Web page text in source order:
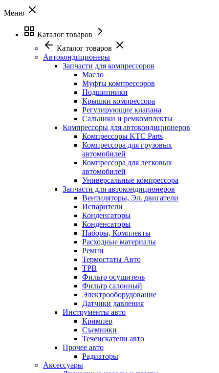
Меню
Каталог товаров
Каталог товаров
Автокондиционеры
Запчасти для компрессоров
Масло
Муфты компрессоров
Подшипники
Крышки компрессора
Регулирующие клапана
Сальники и ремкомплекты
Компрессоры для автокондиционеров
Компрессоры KTC Parts
Компрессора для грузовых
автомобилей
Компрессора для легковых
автомобилей
Универсальные компрессора
Запчасти для автокондиционеров
Вентиляторы, Эл. двигатели
Испарители
Конденсаторы
Конденсаторы
Наборы, Комплекты
Расходные материалы
Ремни
Термостаты Авто
ТРВ
Фильтр осушитель
Фильтр салонный
Электрооборудование
Датчики давления
Инструменты авто
Кримпер
Съемники
Течеискатели авто
Прочее авто
Радиаторы
Аксессуары